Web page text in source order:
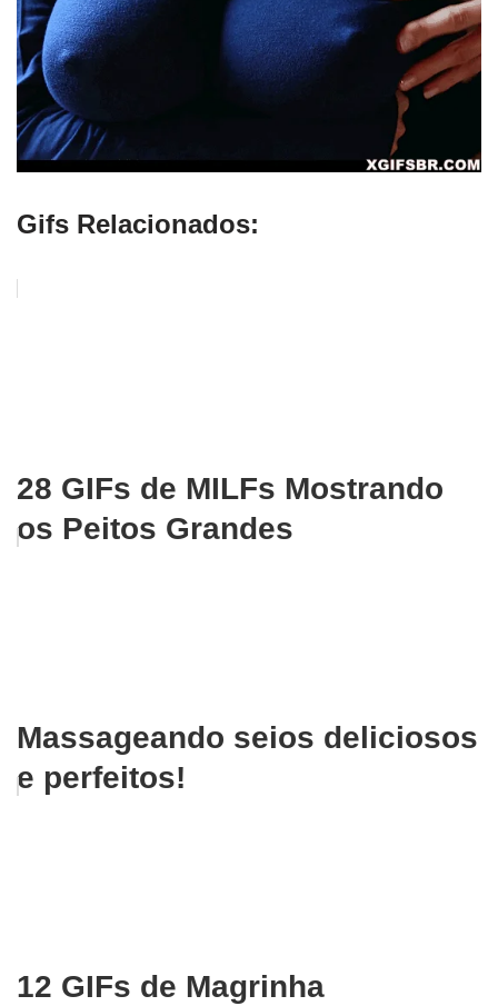
Gifs Relacionados:
28 GIFs de MILFs Mostrando
os Peitos Grandes
Massageando seios deliciosos
e perfeitos!
12 GIFs de Magrinha